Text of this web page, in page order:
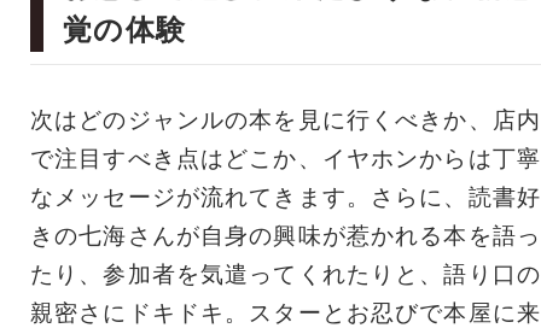
覚の体験
次はどのジャンルの本を見に行くべきか、店内
で注目すべき点はどこか、イヤホンからは丁寧
なメッセージが流れてきます。さらに、読書好
きの七海さんが自身の興味が惹かれる本を語っ
たり、参加者を気遣ってくれたりと、語り口の
親密さにドキドキ。スターとお忍びで本屋に来